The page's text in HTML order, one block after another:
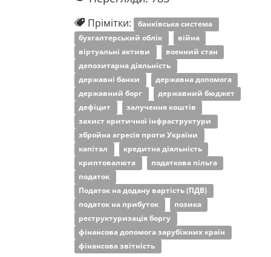
Прімітки: банківська система
бухгалтерський облік
війна
віртуальні активи
воєнний стан
депозитарна діяльність
державні банки
державна допомога
державний борг
державний бюджет
дефіцит
залучення коштів
захист критичної інфраструктури
збройна агресія проти України
капітал
кредитна діяльність
криптовалюта
податкова пільга
податок
Податок на додану вартість (ПДВ)
податок на прибуток
позика
реструктуризація боргу
фінансова допомога зарубіжних країн
фінансова звітність